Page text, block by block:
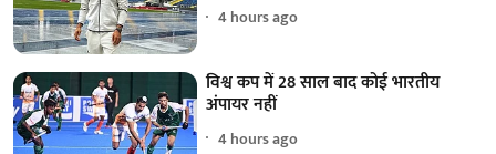
4 hours ago
विश्व कप में 28 साल बाद कोई भारतीय
अंपायर नहीं
4 hours ago